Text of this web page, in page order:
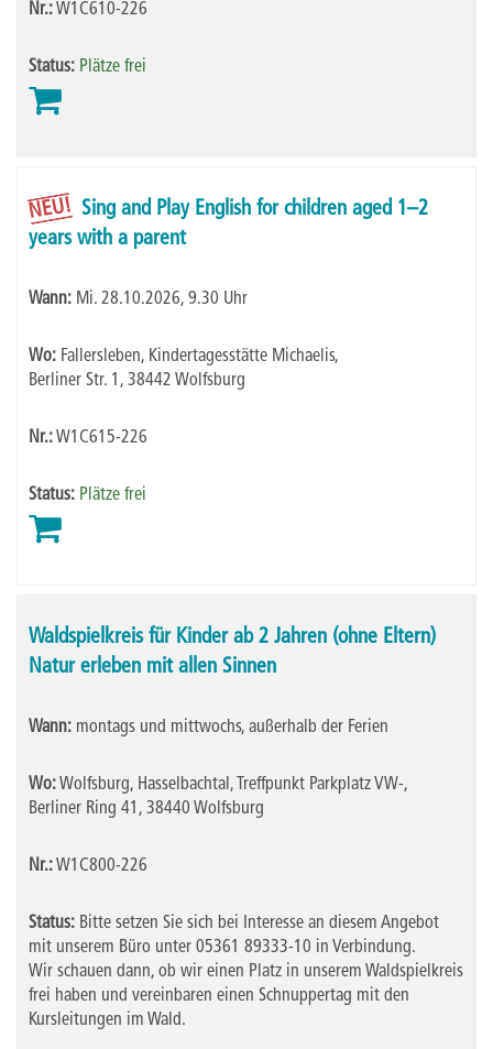
Nr.:W1C610-226
Status: Plätze frei
NEU! Sing and Play English for children aged 1–2
years with a parent
Wann: Mi. 28.10.2026, 9.30 Uhr
Wo: Fallersleben, Kindertagesstätte Michaelis,
Berliner Str. 1, 38442 Wolfsburg
Nr.:W1C615-226
Status: Plätze frei
Waldspielkreis für Kinder ab 2 Jahren (ohne Eltern)
Natur erleben mit allen Sinnen
Wann: montags und mittwochs, außerhalb der Ferien
Wo:Wolfsburg, Hasselbachtal, Treffpunkt Parkplatz VW-,
Berliner Ring 41, 38440 Wolfsburg
Nr.:W1C800-226
Status: Bitte setzen Sie sich bei Interesse an diesem Angebot
mit unserem Büro unter 05361 89333-10 in Verbindung.
Wir schauen dann, ob wir einen Platz in unserem Waldspielkreis
frei haben und vereinbaren einen Schnuppertag mit den
Kursleitungen im Wald.